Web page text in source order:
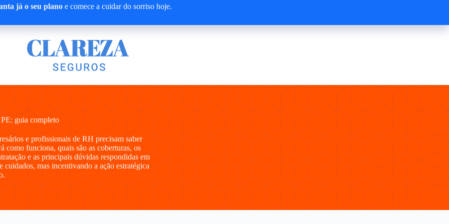
já o seu planoe comece a cuidar do sorriso hoje.
guia completo
e profissionais de RH precisam saber
como funciona, quais são as coberturas, os
e as principais dúvidas respondidas em
mas incentivando a ação estratégica